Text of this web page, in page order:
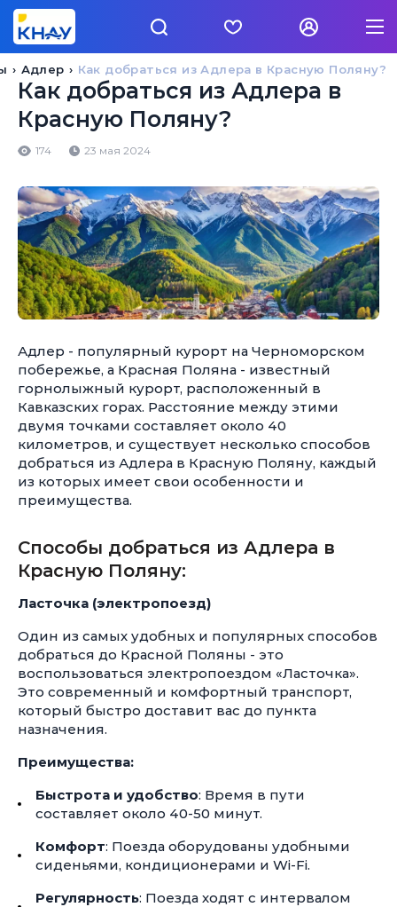
Как добраться из Адлера в Красную Поляну?
Адлер
Как добраться из Адлера в
Красную Поляну?
174 23 мая 2024
Адлер - популярный курорт на Черноморском
побережье, а Красная Поляна - известный
горнолыжный курорт, расположенный в
Кавказских горах. Расстояние между этими
двумя точками составляет около 40
километров, и существует несколько способов
добраться из Адлера в Красную Поляну, каждый
из которых имеет свои особенности и
преимущества.
Способы добраться из Адлера в
Красную Поляну:
Ласточка (электропоезд)
Один из самых удобных и популярных способов
добраться до Красной Поляны - это
воспользоваться электропоездом «Ласточка».
Это современный и комфортный транспорт,
который быстро доставит вас до пункта
назначения.
Преимущества:
Быстрота и удобство: Время в пути
составляет около 40-50 минут.
Комфорт: Поезда оборудованы удобными
сиденьями, кондиционерами и Wi-Fi.
Регулярность: Поезда ходят с интервалом